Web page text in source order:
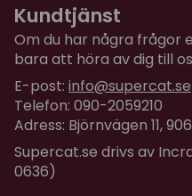
Kundtjänst
Om du har några frågor
bara att höra av dig till
E-post: info@supercat.se
Telefon: 090-2059210
Adress: Björnvägen 11,
Supercat.se drivs av
0636)